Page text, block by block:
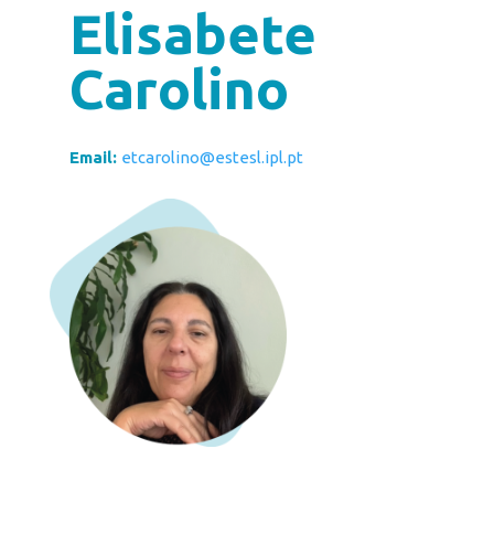
Elisabete
Carolino
Email: etcarolino@estesl.ipl.pt